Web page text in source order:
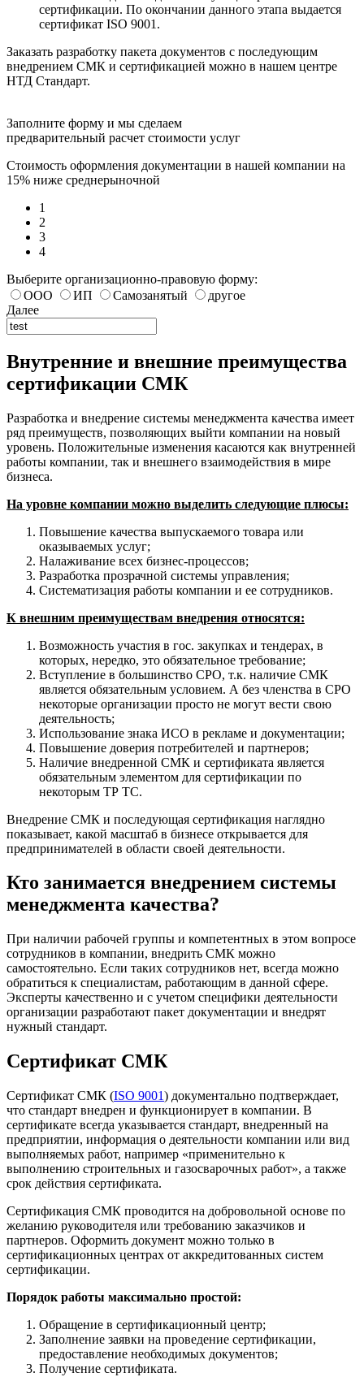
сертификации. По окончании данного этапа выдается
сертификат ISO 9001.
Заказать разработку пакета документов с последующим
внедрением СМК и сертификацией можно в нашем центре
НТД Стандарт.
Заполните форму и мы сделаем
предварительный расчет стоимости услуг
Стоимость оформления документации в нашей компании на
15% ниже среднерыночной
1
2
3
4
Выберите организационно-правовую форму:
ООО
ИП Самозанятый
другое
Далее
Внутренние и внешние преимущества
сертификации СМК
Разработка и внедрение системы менеджмента качества имеет
ряд преимуществ, позволяющих выйти компании на новый
уровень. Положительные изменения касаются как внутренней
работы компании, так и внешнего взаимодействия в мире
бизнеса.
На уровне компании можно выделить следующие плюсы:
Повышение качества выпускаемого товара или
оказываемых услуг;
Налаживание всех бизнес-процессов;
Разработка прозрачной системы управления;
Систематизация работы компании и ее сотрудников.
К внешним преимуществам внедрения относятся:
Возможность участия в гос. закупках и тендерах, в
которых, нередко, это обязательное требование;
Вступление в большинство СРО, т.к. наличие СМК
является обязательным условием. А без членства в СРО
некоторые организации просто не могут вести свою
деятельность;
Использование знака ИСО в рекламе и документации;
Повышение доверия потребителей и партнеров;
Наличие внедренной СМК и сертификата является
обязательным элементом для сертификации по
некоторым ТР ТС.
Внедрение СМК и последующая сертификация наглядно
показывает, какой масштаб в бизнесе открывается для
предпринимателей в области своей деятельности.
Кто занимается внедрением системы
менеджмента качества?
При наличии рабочей группы и компетентных в этом вопросе
сотрудников в компании, внедрить СМК можно
самостоятельно. Если таких сотрудников нет, всегда можно
обратиться к специалистам, работающим в данной сфере.
Эксперты качественно и с учетом специфики деятельности
организации разработают пакет документации и внедрят
нужный стандарт.
Сертификат СМК
Сертификат СМК (ISO 9001) документально подтверждает,
что стандарт внедрен и функционирует в компании. В
сертификате всегда указывается стандарт, внедренный на
предприятии, информация о деятельности компании или вид
выполняемых работ, например «применительно к
выполнению строительных и газосварочных работ», а также
срок действия сертификата.
Сертификация СМК проводится на добровольной основе по
желанию руководителя или требованию заказчиков и
партнеров. Оформить документ можно только в
сертификационных центрах от аккредитованных систем
сертификации.
Порядок работы максимально простой:
Обращение в сертификационный центр;
Заполнение заявки на проведение сертификации,
предоставление необходимых документов;
Получение сертификата.